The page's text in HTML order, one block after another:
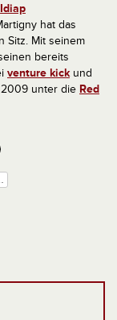
Idiap
hat das
Sitz. Mit seinem
bereits
venture kickund
2009 unter die Red